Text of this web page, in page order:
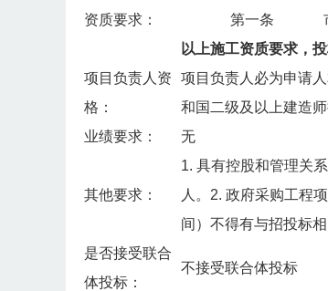
资质要求：
第一条
以上施工资质要求，
项目负责人资
格：
项目负责人必为申请
和国二级及以上建造
业绩要求：
无
其他要求：
1. 具有控股和管理关
人。2. 政府采购工程
间）不得有与招投标
是否接受联合
体投标：
不接受联合体投标